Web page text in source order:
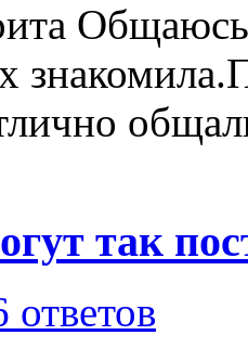
Общаюсь
так
ответов